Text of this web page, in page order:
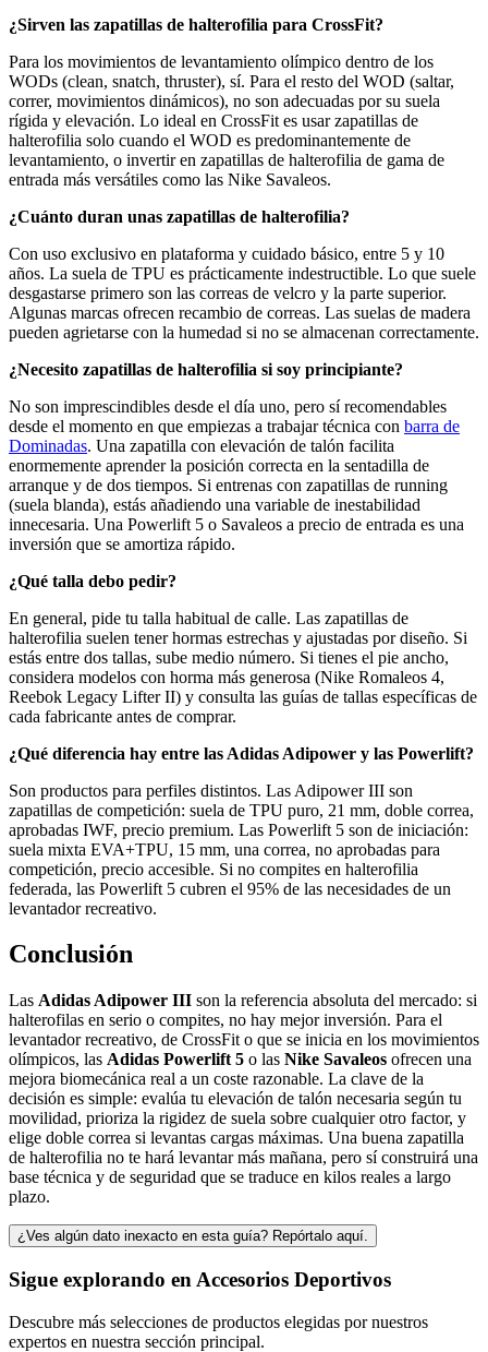
¿Sirven las zapatillas de halterofilia para CrossFit?
Para los movimientos de levantamiento olímpico dentro de los
WODs (clean, snatch, thruster), sí. Para el resto del WOD (saltar,
correr, movimientos dinámicos), no son adecuadas por su suela
rígida y elevación. Lo ideal en CrossFit es usar zapatillas de
halterofilia solo cuando el WOD es predominantemente de
levantamiento, o invertir en zapatillas de halterofilia de gama de
entrada más versátiles como las Nike Savaleos.
¿Cuánto duran unas zapatillas de halterofilia?
Con uso exclusivo en plataforma y cuidado básico, entre 5 y 10
años. La suela de TPU es prácticamente indestructible. Lo que suele
desgastarse primero son las correas de velcro y la parte superior.
Algunas marcas ofrecen recambio de correas. Las suelas de madera
pueden agrietarse con la humedad si no se almacenan correctamente.
¿Necesito zapatillas de halterofilia si soy principiante?
No son imprescindibles desde el día uno, pero sí recomendables
desde el momento en que empiezas a trabajar técnica con barra de
Dominadas. Una zapatilla con elevación de talón facilita
enormemente aprender la posición correcta en la sentadilla de
arranque y de dos tiempos. Si entrenas con zapatillas de running
(suela blanda), estás añadiendo una variable de inestabilidad
innecesaria. Una Powerlift 5 o Savaleos a precio de entrada es una
inversión que se amortiza rápido.
¿Qué talla debo pedir?
En general, pide tu talla habitual de calle. Las zapatillas de
halterofilia suelen tener hormas estrechas y ajustadas por diseño. Si
estás entre dos tallas, sube medio número. Si tienes el pie ancho,
considera modelos con horma más generosa (Nike Romaleos 4,
Reebok Legacy Lifter II) y consulta las guías de tallas específicas de
cada fabricante antes de comprar.
¿Qué diferencia hay entre las Adidas Adipower y las Powerlift?
Son productos para perfiles distintos. Las Adipower III son
zapatillas de competición: suela de TPU puro, 21 mm, doble correa,
aprobadas IWF, precio premium. Las Powerlift 5 son de iniciación:
suela mixta EVA+TPU, 15 mm, una correa, no aprobadas para
competición, precio accesible. Si no compites en halterofilia
federada, las Powerlift 5 cubren el 95% de las necesidades de un
levantador recreativo.
Conclusión
Las Adidas Adipower III son la referencia absoluta del mercado: si
halterofilas en serio o compites, no hay mejor inversión. Para el
levantador recreativo, de CrossFit o que se inicia en los movimientos
olímpicos, las Adidas Powerlift 5 o las Nike Savaleos ofrecen una
mejora biomecánica real a un coste razonable. La clave de la
decisión es simple: evalúa tu elevación de talón necesaria según tu
movilidad, prioriza la rigidez de suela sobre cualquier otro factor, y
elige doble correa si levantas cargas máximas. Una buena zapatilla
de halterofilia no te hará levantar más mañana, pero sí construirá una
base técnica y de seguridad que se traduce en kilos reales a largo
plazo.
¿Ves algún dato inexacto en esta guía? Repórtalo aquí.
Sigue explorando en Accesorios Deportivos
Descubre más selecciones de productos elegidas por nuestros
expertos en nuestra sección principal.